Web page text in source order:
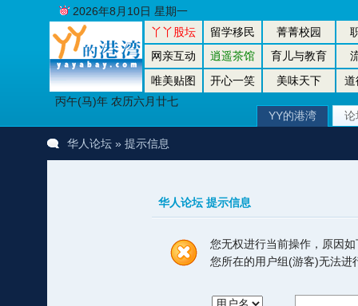
丫丫股坛 留学移民 菁菁校园
网亲互动
逍遥茶馆 育儿与教育
唯美贴图
开心一笑 美味天下
道
丙午(马)年 农历六月廿七
2026年8月10日 星期一
YY的港湾 论
华人论坛» 提示信息
华人论坛 提示信息
您无权进行当前操作，原因如
您所在的用户组(游客)无法进